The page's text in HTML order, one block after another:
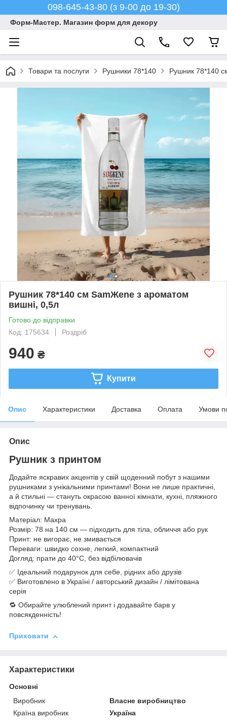
098-645-43-80 (з 9-00 до 19-30)
Форм-Мастер. Магазин форм для декору
Товари та послуги Рушники 78*140 Рушник 78*140
Рушник 78*140 см SamЖene з ароматом
вишні, 0,5л
Готово до відправки
Код: 175634
Роздріб
940 ₴
Купити
Опис Характеристики Доставка Оплата Умови
Опис
Рушник з принтом
Додайте яскравих акцентів у свій щоденний побут з нашими
рушниками з унікальними принтами! Вони не лише практичні,
а й стильні — стануть окрасою ванної кімнати, кухні, пляжного
відпочинку чи тренувань.
Матеріал: Махра
Розмір: 78 на 140 см — підходить для тіла, обличчя або рук
Принт: не вигорає, не змивається
Переваги: швидко сохне, легкий, компактний
Догляд: прати до 40°C, без відбілювачів
✅ Ідеальний подарунок для себе, рідних або друзів
✅ Виготовлено в Україні / авторський дизайн / лімітована
серія
🔁 Обирайте улюблений принт і додавайте барв у
повсякденність!
Приховати
Характеристики
Основні
Виробник
Власне виробництво
Країна виробник
Україна